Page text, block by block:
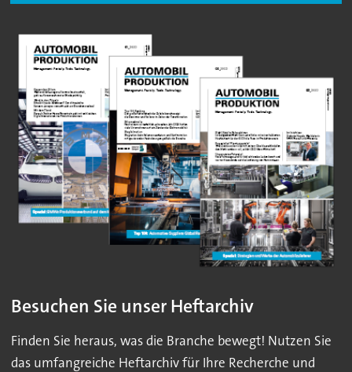
Besuchen Sie unser Heftarchiv
Finden Sie heraus, was die Branche bewegt! Nutzen Sie
das umfangreiche Heftarchiv für Ihre Recherche und